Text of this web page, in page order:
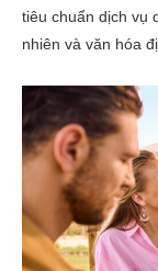
tiêu chuẩn dịch vụ
nhiên và văn hóa